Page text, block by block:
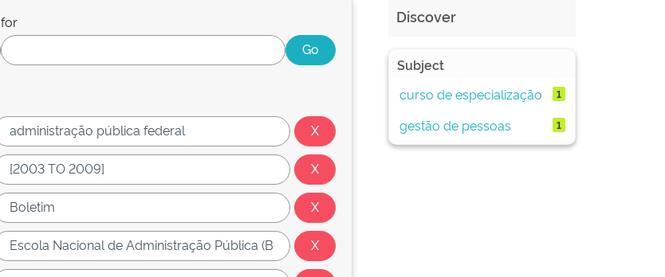
for Discover
Subject
curso de especialização
1
gestão de pessoas 1